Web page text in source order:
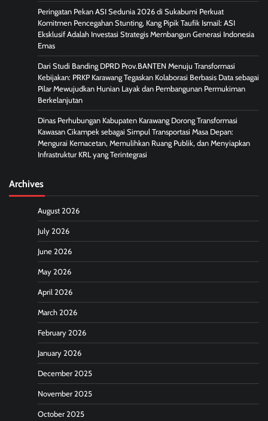
Peringatan Pekan ASI Sedunia 2026 di Sukabumi Perkuat
Komitmen Pencegahan Stunting, Kang Pipik Taufik Ismail: ASI
Eksklusif Adalah Investasi Strategis Membangun Generasi Indonesia
Emas
Dari Studi Banding DPRD Prov.BANTEN Menuju Transformasi
Kebijakan: PRKP Karawang Tegaskan Kolaborasi Berbasis Data sebagai
Pilar Mewujudkan Hunian Layak dan Pembangunan Permukiman
Berkelanjutan
Dinas Perhubungan Kabupaten Karawang Dorong Transformasi
Kawasan Cikampek sebagai Simpul Transportasi Masa Depan:
Mengurai Kemacetan, Memulihkan Ruang Publik, dan Menyiapkan
Infrastruktur KRL yang Terintegrasi
Archives
August 2026
July 2026
June 2026
May 2026
April 2026
March 2026
February 2026
January 2026
December 2025
November 2025
October 2025